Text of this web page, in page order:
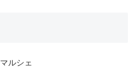
ルシェ